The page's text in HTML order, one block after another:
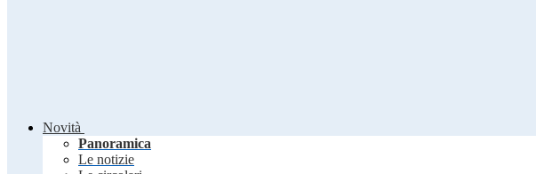
Novità
Panoramica
Le notizie